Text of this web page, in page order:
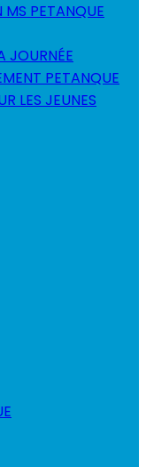
MS PETANQUE
JOURNÉE
PETANQUE
LES JEUNES